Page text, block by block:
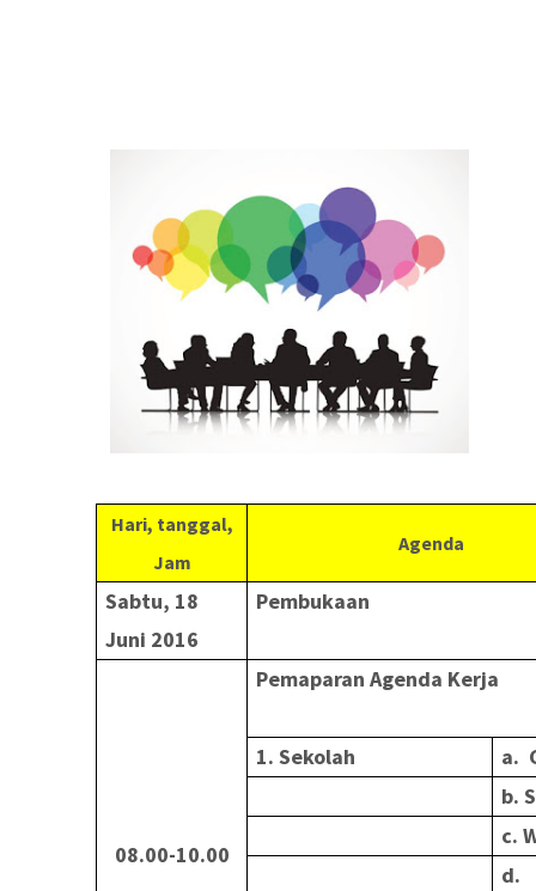
Hari, tanggal,
Jam
Agenda
Sabtu, 18
Juni 2016
Pembukaan
08.00-10.00
Pemaparan Agenda Kerja
1. Sekolah
a.
b.
c.
d.